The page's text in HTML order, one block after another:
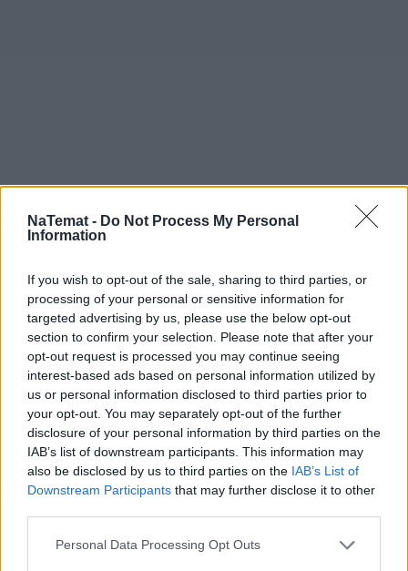
NaTemat - Do Not Process My Personal
Information
If you wish to opt-out of the sale, sharing to third parties, or
processing of your personal or sensitive information for
targeted advertising by us, please use the below opt-out
section to confirm your selection. Please note that after your
opt-out request is processed you may continue seeing
interest-based ads based on personal information utilized by
us or personal information disclosed to third parties prior to
your opt-out. You may separately opt-out of the further
disclosure of your personal information by third parties on the
IAB’s list of downstream participants. This information may
also be disclosed by us to third parties on the IAB’s List of
Downstream Participants that may further disclose it to other
Personal Data Processing Opt Outs
kierunek:GÓRY #4
– Zależało nam na tym, by Gosia faktycznie uczyła
się i zdobywała konkretne umiejętności w pełnej
akceptacji atmosferze, otoczona przyjaciółmi i
profesjonalistami, którzy są
nauczycielami z powołania. Ważne dla nas było
także, aby nasi podopieczni mieli w szkole
zagwarantowany dostęp do wszystkiego, co na
danym etapie rozwoju jest im potrzebne –zaznacza
pani Magdalena.